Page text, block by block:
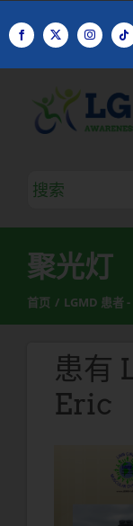
至
搜
查
询
聚光灯
首页 LGMD 患者
患有
Eric